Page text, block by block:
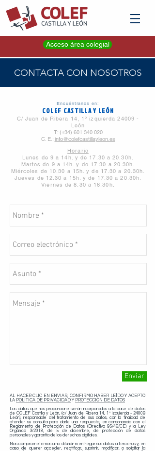
Acceso área colegial
CONTACTA CON NOSOTROS
Encuéntranos en:
COLEF CASTILLA Y LEÓN
C/ Juan de Ribera 14, 1º izquierda24009 -
León
T: (+34) 601 340 020
C. E.: info@colefcastillayleon.es
Horario
Lunes de 9 a 14h. y de 17.30 a 20.30h.
Martes de 9 a 14h. y de 17.30 a 20.30h.
Miércoles de 10.30 a 15h. y de 17.30 a 20.30h.
Jueves de 12.30 a 15h. y de 17.30 a 20.30h.
Viernes de 8.30 a 16.30h.
Enviar
AL HACER CLIC EN ENVIAR, CONFIRMO HABER LEÍDO Y ACEPTO
LA POLÍTICA DE PRIVACIDAD Y PROTECCIÓN DE DATOS
Los datos que nos proporcione serán incorporados a la base de datos
de COLEF Castilla y León, (c/ Juan de Ribera 14, 1º izquierda - 24009
León), responsable del tratamiento de sus datos, con la finalidad de
atender su consulta para darle una respuesta, en consonancia con el
Reglamento de Protección de Datos (Directiva 95/46/CE) y la Ley
Orgánica 3/2018, de 5 de diciembre, de protección de datos
personales y garantía de los derechos digitales.
Nos comprometemos a no difundir ni entregar sus datos a terceros y, en
caso de querer acceder, rectificar, suprimir, modificar, o solicitar la